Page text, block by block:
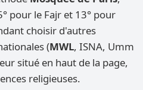
pour le Fajr et 13° pour
choisir d'autres
(MWL, ISNA, Umm
situé en haut de la page,
religieuses.